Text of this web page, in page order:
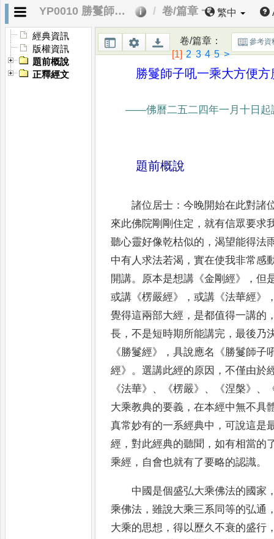
YP0010 勝鬘師子吼一乘大方便方廣經講記 卷/篇章 一 繁中
經典資訊
版權資訊
題前概說
正釋經文
卷/篇章：
[1] 2 3 4 5 >
參考資
勝鬘師子吼一乘大方便方
——佛曆二五二四年一月十日
題前概說
諸位居士 ：今晚開始在此對諸
來此佛院剛剛住定 ， 就有信眾要求
聽心靈好像乾枯似的 ，渴望能得法
中有人求法若渴 ，實在使我非常感
開講。 原本是想講 《金剛經》，但
或講 《楞嚴經》，或講 《法華經》
覺得這兩部大經 ， 是都值得一講的
長 ，不是短時期所能講完 ，最後乃
《勝鬘經》，具說應名 《勝鬘師子
經》。選講此經的原因 ，不僅由於
《法華》、《楞嚴》、《涅槃》、
大乘教典的要義 ，在本經中無不具
真常妙有的一系經典中 ，可說這是
經 ，對此經典的聽聞 ，如有相當的
乘經 ， 自會也就有了要略的認識。
中國是個盛弘大乘佛法的國家
乘佛法 ，雖說大乘三系同等的弘通
大乘的思想 ，得以歷久不衰的盛行